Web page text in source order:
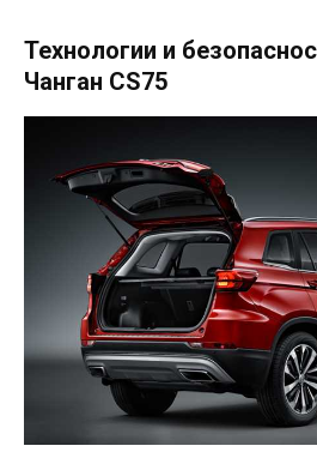
Технологии и
Чанган CS75